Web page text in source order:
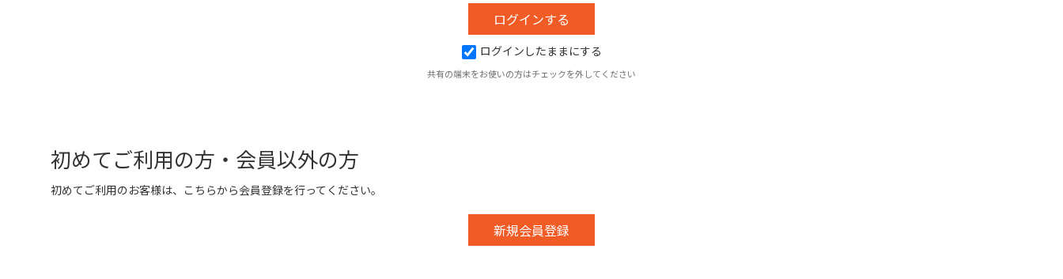
ログインしたままにする
共有の端末をお使いの方はチェックを外してください
初めてご利用の方・会員以外の方
初めてご利用のお客様は、こちらから会員登録を行ってください。